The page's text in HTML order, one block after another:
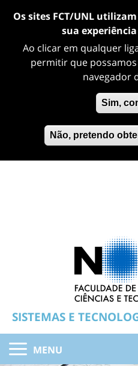
Os sites FCT/UNL
sua
Ao clicar em qualquer
permitir que
navegador
Sim,
Não, pretendo
SISTEMAS E
MENU